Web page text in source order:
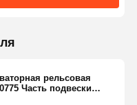
рельсовая
Часть подвески